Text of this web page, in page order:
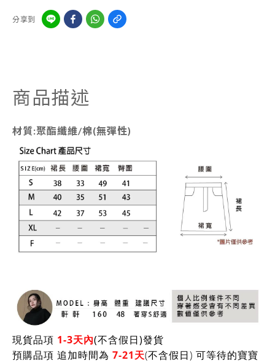
分享到
商品描述
材質:聚酯纖維/棉(無彈性)
現貨品項 1-3天內(不含假日)發貨
預購品項 追加時間為 7-21天(不含假日) 可等待的寶寶